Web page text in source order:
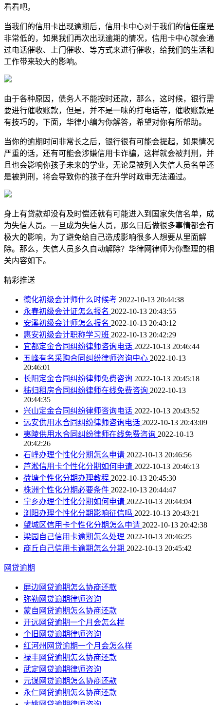
看看吧。
当我们的信用卡出现逾期后，信用卡中心对于我们的信任度是
非常低的，如果我们再次出现逾期的情况，信用卡中心就会通
过电话催收、上门催收、等方式来进行催收，给我们的生活和
工作带来较大的影响。
由于各种原因，债务人不能按时还款，那么，这时候，银行需
要进行催收账款，但是，并不是一味的打电话等，催收账款是
有技巧的，下面，华律小编为你解答，希望对你有所帮助。
当你的逾期时间非常长之后，银行很有可能会提起，如果情况
严重的话，还有可能会涉嫌信用卡诈骗，这样就会被判刑，并
且也会影响你孩子未来的学业，无论是被列入失信人员名单还
是被判刑，将会导致你的孩子在升学时政审无法通过。
身上有贷款却没有及时偿还就有可能进入到国家失信名单，成
为失信人员。一旦成为失信人员，那么日后做很多事情都会有
极大的影响，为了避免给自己造成影响很多人想要从里面解
除。那么，失信人员多久自动解除？华律网律师为你整理的相
关内容如下。
精彩推送
德化初级会计师什么时候考 2022-10-13 20:44:38
永春初级会计证怎么报名 2022-10-13 20:43:55
安溪初级会计师怎么报名 2022-10-13 20:43:12
惠安初级会计职称学习班 2022-10-13 20:42:29
宜都定金合同纠纷律师咨询电话 2022-10-13 20:46:44
五峰有名采购合同纠纷律师咨询中心 2022-10-13
20:46:01
长阳定金合同纠纷律师免费咨询 2022-10-13 20:45:18
秭归租房合同纠纷律师在线免费咨询 2022-10-13
20:44:35
兴山定金合同纠纷律师咨询电话 2022-10-13 20:43:52
远安供用水合同纠纷律师咨询电话 2022-10-13 20:43:09
夷陵供用水合同纠纷律师在线免费咨询 2022-10-13
20:42:26
石峰办理个性化分期怎么申请 2022-10-13 20:46:56
芦淞信用卡个性化分期如何申请 2022-10-13 20:46:13
荷塘个性化分期办理教程 2022-10-13 20:45:30
株洲个性化分期必要条件 2022-10-13 20:44:47
宁乡办理个性化分期如何申请 2022-10-13 20:44:04
浏阳办理个性化分期影响征信吗 2022-10-13 20:43:21
望城区信用卡个性化分期怎么申请 2022-10-13 20:42:38
梁园自己信用卡逾期怎么处理 2022-10-13 20:46:25
商丘自己信用卡逾期怎么分期 2022-10-13 20:45:42
网贷逾期
屏边网贷逾期怎么协商还款
弥勒网贷逾期律师咨询
蒙自网贷逾期怎么协商还款
开远网贷逾期一个月会怎么样
个旧网贷逾期律师咨询
红河州网贷逾期一个月会怎么样
禄丰网贷逾期怎么协商还款
武定网贷逾期律师咨询
元谋网贷逾期怎么协商还款
永仁网贷逾期怎么协商还款